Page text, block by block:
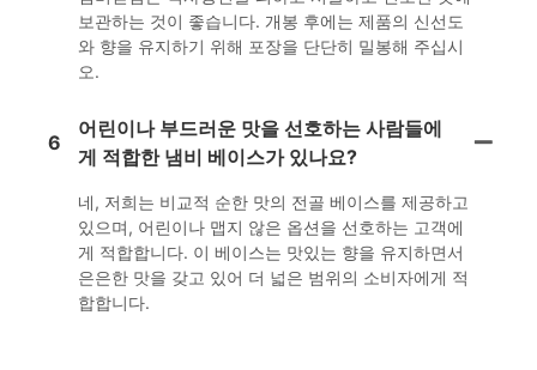
보관하는 것이 좋습니다. 개봉 후에는 제품의 신선도
와 향을 유지하기 위해 포장을 단단히 밀봉해 주십시
오.
6
어린이나 부드러운 맛을 선호하는 사람들에
게 적합한 냄비 베이스가 있나요?
네, 저희는 비교적 순한 맛의 전골 베이스를 제공하고
있으며, 어린이나 맵지 않은 옵션을 선호하는 고객에
게 적합합니다. 이 베이스는 맛있는 향을 유지하면서
은은한 맛을 갖고 있어 더 넓은 범위의 소비자에게 적
합합니다.